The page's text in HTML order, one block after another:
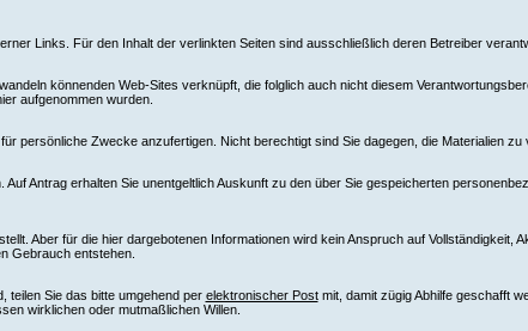
Links. Für den Inhalt der verlinkten Seiten sind ausschließlich deren Betreiber
könnenden Web-Sites verknüpft, die folglich auch nicht diesem
aufgenommen wurden.
persönliche Zwecke anzufertigen. Nicht berechtigt sind Sie dagegen, die Materialien
Antrag erhalten Sie unentgeltlich Auskunft zu den über Sie gespeicherten
Aber für die hier dargebotenen Informationen wird kein Anspruch auf Vollständigkeit,
Gebrauch entstehen.
teilen Sie das bitte umgehend per elektronischer Postmit, damit zügig Abhilfe geschafft
wirklichen oder mutmaßlichen Willen.